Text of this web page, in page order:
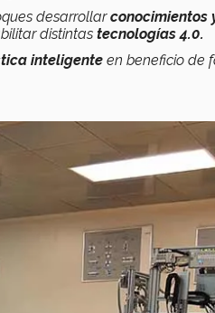
desarrollarconocimientos
distintas tecnologías 4.0.
inteligente en beneficio de